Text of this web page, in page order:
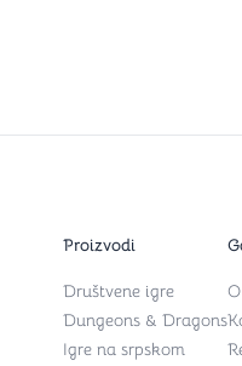
Proizvodi
Društvene igre
Dungeons & Dragons
Igre na srpskom